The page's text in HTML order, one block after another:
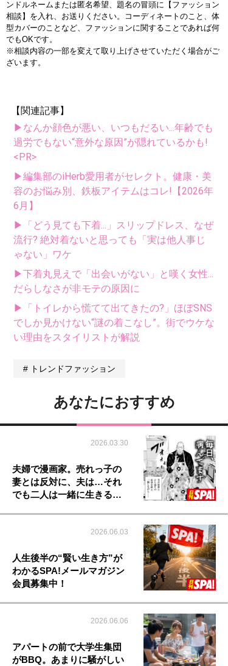
ンドルネームまたは匿名希望、題名の冒頭に【ファッション
相談】を入れ、お送りください。コーディネートのこと、体
型カバーのことなど、ファッションに関することであれば何
でもOKです。
※相談内容の一部を変えて取り上げさせていただく場合がご
ざいます。
【関連記事】
▶なんか顔色が悪い、いつもだるい...年齢でも
過労でもない“意外な原因”が隠れているかも!
<PR>
▶編集部のiHerb愛用者がセレクト。健康・美
容のお悩み別、鉄板アイテムはコレ!【2026年
6月】
▶「どう見ても下着...」スリップドレス、なぜ
流行? 絶対着ないと思っても「実は他人事じ
ゃない」ワケ
▶下着丸見えで「出会いがない」と嘆く女性...
だらしなさが非モテの原因に
▶「トイレから慌てて出てきたの?」ほぼSNS
でしか見かけない“謎の着こなし”。街でウケな
い理由をスタイリストが解説
トレンドファッション
あなたにおすすめ
2026.03.30
夫婦で漫画家。売れっ子の
妻とは反対に、夫は…それ
でも二人は一緒に生きる…
2026.06.03
人生後半の“賢い生き方”が
わかるSPA!メールマガジン
会員募集中！
2026.06.06
アパートの前で大学生集団
がBBQ。あまりに騒がしい